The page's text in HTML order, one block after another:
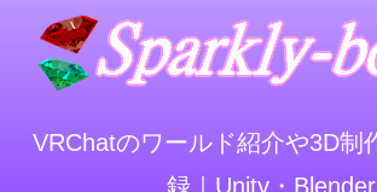
VRChatのワールド紹介や3D制
録｜Unity・Blender